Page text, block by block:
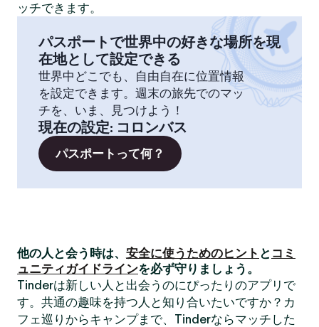
ッチできます。
パスポートで世界中の好きな場所を現
在地として設定できる
世界中どこでも、自由自在に位置情報
を設定できます。週末の旅先でのマッ
チを、いま、見つけよう！
現在の設定: コロンバス
パスポートって何？
他の人と会う時は、 安全に使うためのヒント と コミ
ュニティガイドラインを必ず守りましょう。
Tinderは新しい人と出会うのにぴったりのアプリで
す。共通の趣味を持つ人と知り合いたいですか？カ
フェ巡りからキャンプまで、Tinderならマッチした